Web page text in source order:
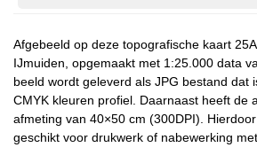
Afgebeeld op deze topografische kaart
IJmuiden, opgemaakt met 1:25.000 data
beeld wordt geleverd als JPG bestand dat
CMYK kleuren profiel. Daarnaast heeft de
afmeting van 40×50 cm (300DPI).
geschikt voor drukwerk of nabewerking